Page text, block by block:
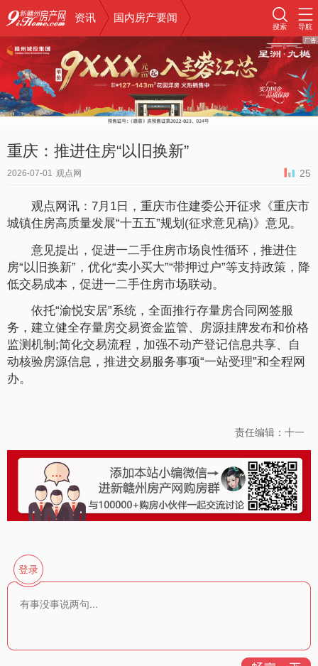
资讯 国内房产要闻
搜索 导航
重庆：推进住房“以旧换新”
2026-07-01 观点网 25
观点网讯：7月1日，重庆市住建委公开征求《重庆市
城镇住房高质量发展“十五五”规划(征求意见稿)》意见。
意见提出，促进一二手住房市场良性循环，推进住
房“以旧换新”，优化“卖小买大”“带押过户”等支持政策，降
低交易成本，促进一二手住房市场联动。
依托“渝悦安居”系统，全面推行存量房合同网签服
务，建立健全存量房交易资金监管、房源挂牌发布和价格
监测机制;简化交易流程，加强不动产登记信息共享、自
动核验房源信息，推进交易服务事项“一站受理”和全程网
办。
责任编辑：十一